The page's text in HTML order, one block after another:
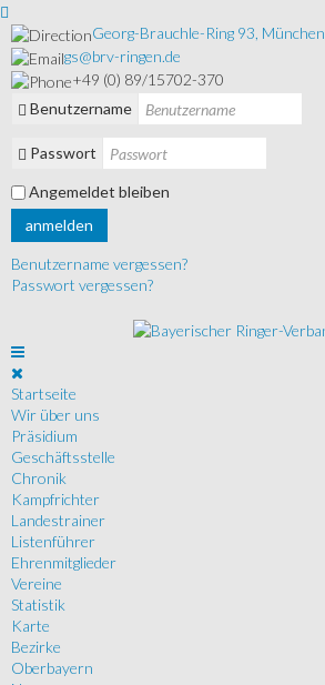
Georg-Brauchle-Ring 93, München
gs@brv-ringen.de
+49 (0) 89/15702-370
Benutzername
Passwort
Angemeldet bleiben
anmelden
Benutzername vergessen?
Passwort vergessen?
Startseite
Wir über uns
Präsidium
Geschäftsstelle
Chronik
Kampfrichter
Landestrainer
Listenführer
Ehrenmitglieder
Vereine
Statistik
Karte
Bezirke
Oberbayern